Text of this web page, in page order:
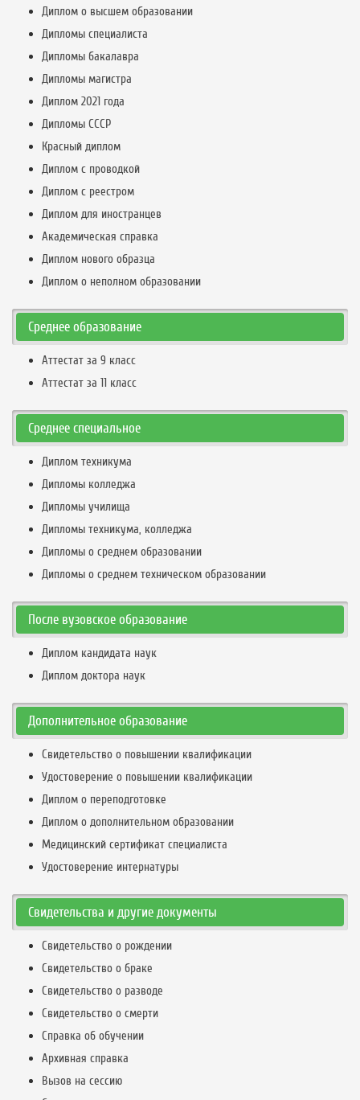
Диплом о высшем образовании
Дипломы специалиста
Дипломы бакалавра
Дипломы магистра
Диплом 2021 года
Дипломы СССР
Красный диплом
Диплом с проводкой
Диплом с реестром
Диплом для иностранцев
Академическая справка
Диплом нового образца
Диплом о неполном образовании
Среднее образование
Аттестат за 9 класс
Аттестат за 11 класс
Среднее специальное
Диплом техникума
Дипломы колледжа
Дипломы училища
Дипломы техникума, колледжа
Дипломы о среднем образовании
Дипломы о среднем техническом образовании
После вузовское образование
Диплом кандидата наук
Диплом доктора наук
Дополнительное образование
Свидетельство о повышении квалификации
Удостоверение о повышении квалификации
Диплом о переподготовке
Диплом о дополнительном образовании
Медицинский сертификат специалиста
Удостоверение интернатуры
Свидетельства и другие документы
Свидетельство о рождении
Свидетельство о браке
Свидетельство о разводе
Свидетельство о смерти
Справка об обучении
Архивная справка
Вызов на сессию